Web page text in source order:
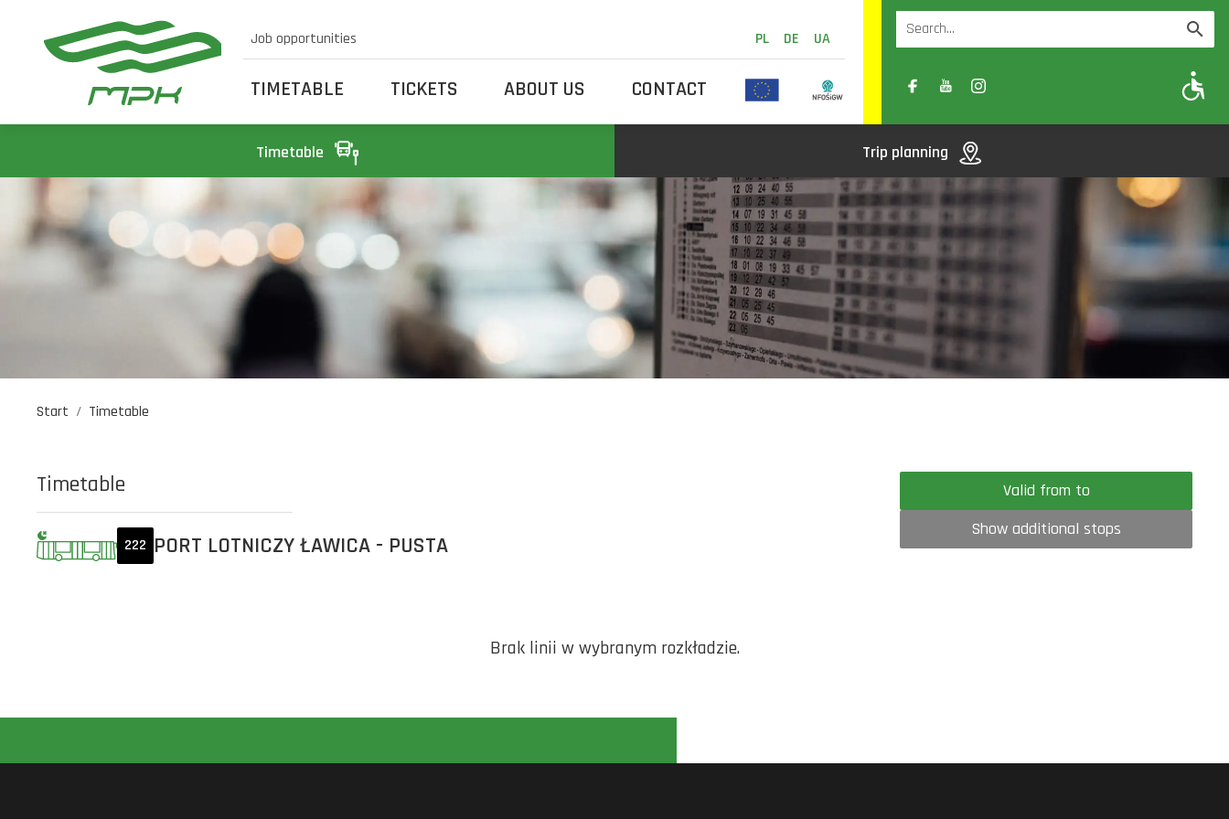
Job opportunities PL DE UA
TIMETABLE TICKETS ABOUT US CONTACT A- A A+
Timetable Trip planning
Start Timetable
Timetable
222 PORT LOTNICZY ŁAWICA - PUSTA
Valid from to
Show additional stops
Brak linii w wybranym rozkładzie.